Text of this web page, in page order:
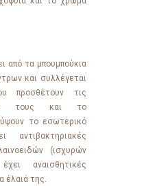
από τα μπουμπούκια
και συλλέγεται
προσθέτουν τις
τους και το
το εσωτερικό
αντιβακτηριακές
(ισχυρών
αναισθητικές
έλαιά της.